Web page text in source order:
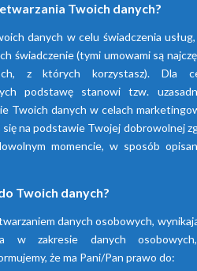
hybrydowe z serii
HDB
Osuszacze hybrydowe są
Twoich danych?
danych w celu świadczenia
świadczenie (tymi umowami są
z których korzystasz). Dla
podstawę stanowi tzw.
Twoich danych w celach
na podstawie Twojej dobrowolnej
momencie, w sposób
Twoich danych?
danych osobowych,
w zakresie danych
że ma Pani/Pan prawo do: